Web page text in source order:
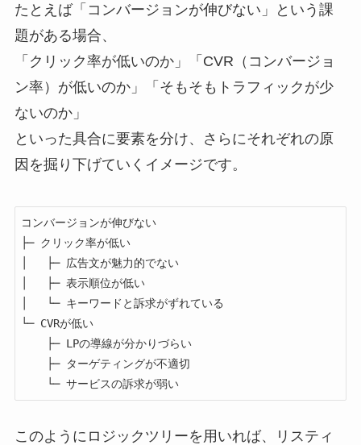
たとえば「コンバージョンが伸びない」という課
題がある場合、
「クリック率が低いのか」「CVR（コンバージョ
ン率）が低いのか」「そもそもトラフィックが少
ないのか」
といった具合に要素を分け、さらにそれぞれの原
因を掘り下げていくイメージです。
コンバージョンが伸びない
├─ クリック率が低い
│   ├─ 広告文が魅力的でない
│   ├─ 表示順位が低い
│   └─ キーワードと訴求がずれている
└─ CVRが低い
    └─ サービスの訴求が弱い
このようにロジックツリーを用いれば、リスティ